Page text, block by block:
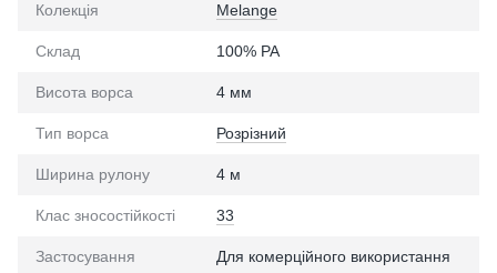
Колекція Melange
Склад 100% PA
Висота ворса 4 мм
Тип ворса Розрізний
Ширина рулону 4 м
Клас зносостійкості 33
Застосування Для комерційного використання